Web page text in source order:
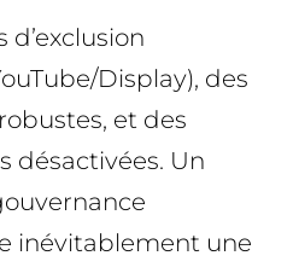
Display), des
et des
désactivées. Un
inévitablement une